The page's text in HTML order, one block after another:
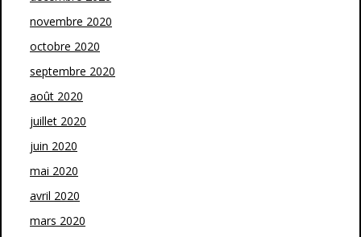
novembre 2020
octobre 2020
septembre 2020
août 2020
juillet 2020
juin 2020
mai 2020
avril 2020
mars 2020